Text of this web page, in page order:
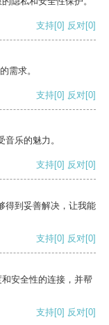
支持[0] 反对[0]
需求。
支持[0] 反对[0]
乐的魅力。
支持[0] 反对[0]
得到妥善解决，让我能
支持[0] 反对[0]
安全性的连接，并帮
支持[0] 反对[0]